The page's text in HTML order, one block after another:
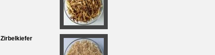
Zirbelkiefer